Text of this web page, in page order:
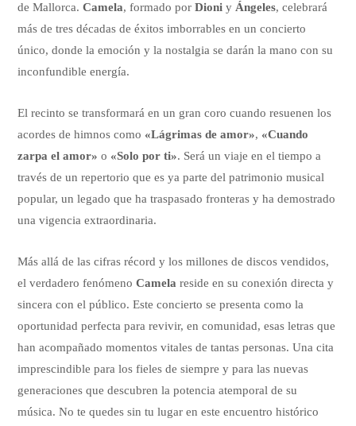
de Mallorca.Camela, formado porDioni y Ángeles, celebrará
más de tres décadas de éxitos imborrables en un concierto
único, donde la emoción y la nostalgia se darán la mano con su
inconfundible energía.
El recinto se transformará en un gran coro cuando resuenen los
acordes de himnos como «Lágrimas de amor», «Cuando
zarpa el amor» o «Solo por ti». Será un viaje en el tiempo a
través de un repertorio que es ya parte del patrimonio musical
popular, un legado que ha traspasado fronteras y ha demostrado
una vigencia extraordinaria.
Más allá de las cifras récord y los millones de discos vendidos,
el verdadero fenómenoCamela reside en su conexión directa y
sincera con el público. Este concierto se presenta como la
oportunidad perfecta para revivir, en comunidad, esas letras que
han acompañado momentos vitales de tantas personas. Una cita
imprescindible para los fieles de siempre y para las nuevas
generaciones que descubren la potencia atemporal de su
música. No te quedes sin tu lugar en este encuentro histórico